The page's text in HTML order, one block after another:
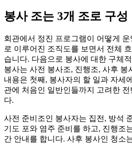
봉사 조는 3개 조로 구성
회관에서 정진 프로그램이 어떻게
로 이루어진 조직도를 보면서 전체
습니다. 다음으로 봉사에 대한 구체
봉사는 사전 봉사조, 진행조, 사후 봉
내용은 첫째, 봉사자의 할 일과 자세
관에 처음인 일반인들까지 고려한
다.
사전 준비조인 봉사자는 집전, 방석
기도 포와 염주 준비를 하고, 진행조
간 안내를 합니다. 사후 봉사인 청소